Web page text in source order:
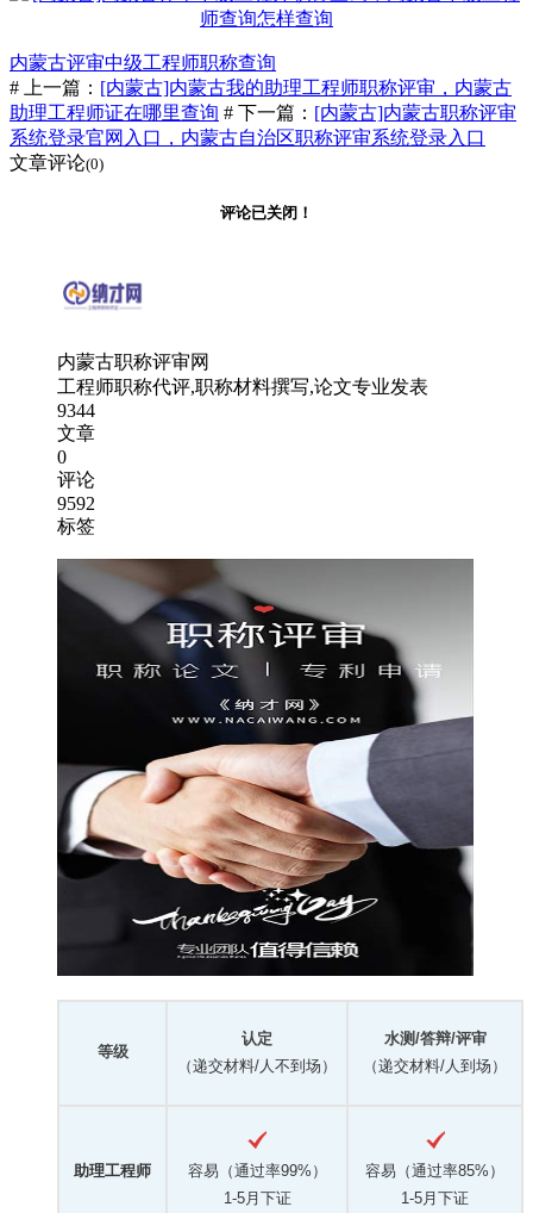
内蒙古评审中级工程师职称查询
# 上一篇： [内蒙古]内蒙古我的助理工程师职称评审，内蒙古
助理工程师证在哪里查询 # 下一篇： [内蒙古]内蒙古职称评审
系统登录官网入口，内蒙古自治区职称评审系统登录入口
文章评论(0)
评论已关闭！
内蒙古职称评审网
工程师职称代评,职称材料撰写,论文专业发表
9344
文章
0
评论
9592
标签
等级
认定
（递交材料/人不到场）
水测/答辩/评审
（递交材料/人到场）
助理工程师
容易（通过率99%）
1-5月下证
容易（通过率85%）
1-5月下证